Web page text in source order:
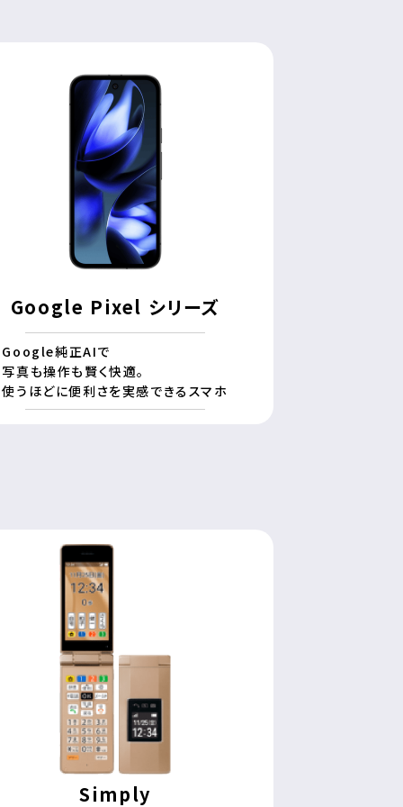
Google Pixel シリーズ
Google純正AIで
写真も操作も賢く快適。
使うほどに便利さを実感できるスマホ
Simply